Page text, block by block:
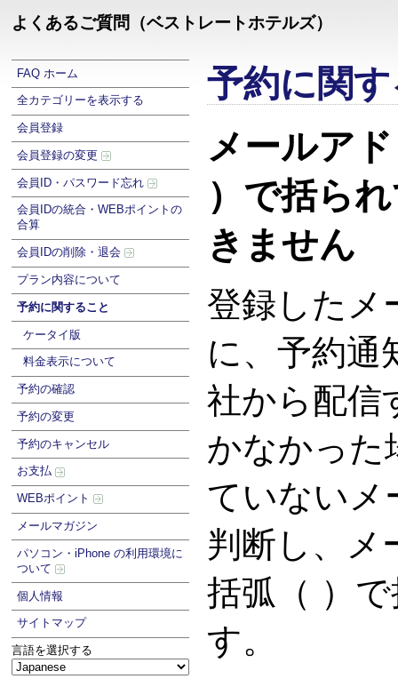
よくあるご質問（ベストレートホテルズ）
FAQ ホーム
全カテゴリーを表示する
会員登録
会員登録の変更
会員ID・パスワード忘れ
会員IDの統合・WEBポイントの
合算
会員IDの削除・退会
プラン内容について
予約に関すること
ケータイ版
料金表示について
予約の確認
予約の変更
予約のキャンセル
お支払
WEBポイント
メールマガジン
パソコン・iPhone の利用環境に
ついて
個人情報
サイトマップ
言語を選択する
予約に関
メールア
）で括ら
きません
登録したメ
に、予約通
社から配信
かなかった
ていないメ
判断し、メ
括弧（ ）
す。